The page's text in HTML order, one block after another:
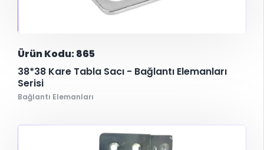
Ürün Kodu: 865
38*38 Kare Tabla Sacı - Bağlantı Elemanları
Serisi
Bağlantı Elemanları